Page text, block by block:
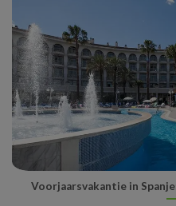
Voorjaarsvakantie in